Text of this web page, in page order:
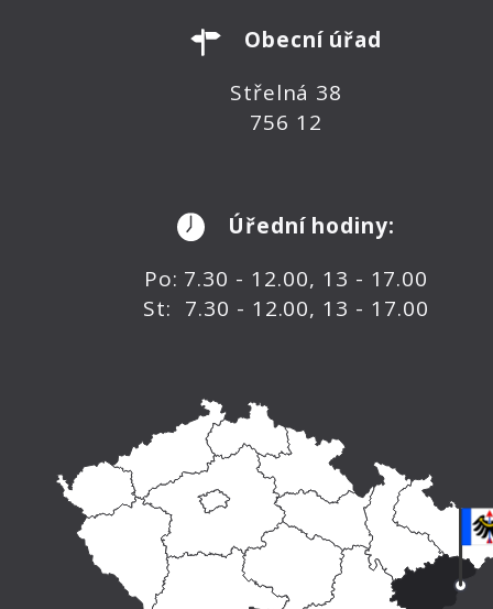
Obecní úřad
Střelná 38
756 12
Úřední hodiny:
Po: 7.30 - 12.00, 13 - 17.00
St: 7.30 - 12.00, 13 - 17.00